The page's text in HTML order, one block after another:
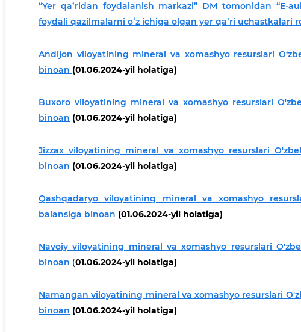
“Yer qaʼridan foydalanish markazi” DM tomonidan “E-
foydali qazilmalarni oʻz ichiga olgan yer qaʼri uchastkalari
Andijon viloyatining mineral va xomashyo resurslari
binoan (01.06.2024-yil holatiga)
Buxoro viloyatining mineral va xomashyo resurslari
binoan (01.06.2024-yil holatiga)
Jizzax viloyatining mineral va xomashyo resurslari
binoan (01.06.2024-yil holatiga)
Qashqadaryо viloyatining mineral va xomashyo
balansiga binoan (01.06.2024-yil holatiga)
Navoiy viloyatining mineral va xomashyo resurslari
binoan (01.06.2024-yil holatiga)
Namangan viloyatining mineral va xomashyo resurslari
binoan (01.06.2024-yil holatiga)